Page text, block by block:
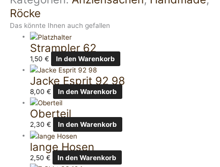
Röcke
Das könnte Ihnen auch gefallen
Strampler 62
1,50€ In den Warenkorb
Jacke Esprit 92 98
8,00€ In den Warenkorb
Oberteil
2,30€ In den Warenkorb
lange Hosen
2,50€ In den Warenkorb